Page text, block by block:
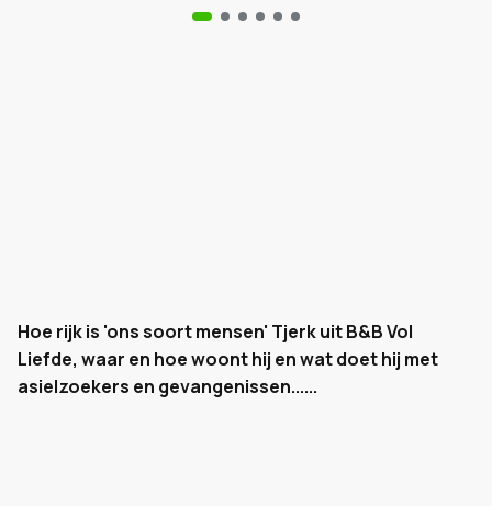
Hoe rijk is 'ons soort mensen' Tjerk uit B&B Vol
Liefde, waar en hoe woont hij en wat doet hij met
asielzoekers en gevangenissen......